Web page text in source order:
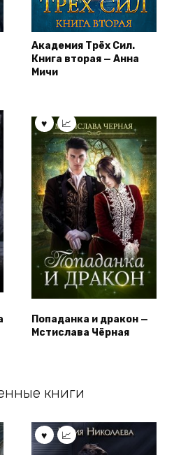
Академия Трёх Сил.
Книга вторая — Анна
Мичи
Попаданка и дракон —
Мстислава Чёрная
книги